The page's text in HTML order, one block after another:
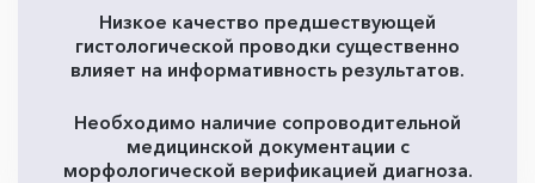
Низкое качество предшествующей
гистологической проводки существенно
влияет на информативность результатов.
Необходимо наличие сопроводительной
медицинской документации с
морфологической верификацией диагноза.